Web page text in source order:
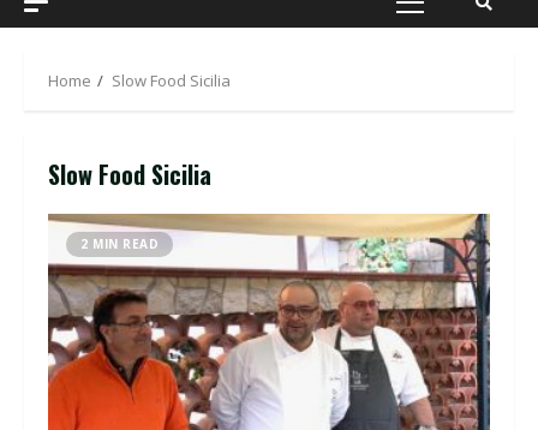
Primary
Home Slow Food Sicilia
Slow Food Sicilia
2 MIN READ